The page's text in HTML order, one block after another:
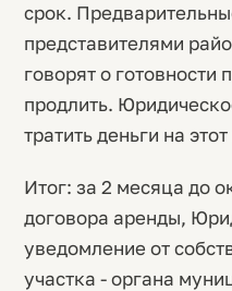
срок.
представителями
говорят о готовности
продлить.
тратить деньги на
Итог: за 2 месяца до
договора аренды,
уведомление от
участка - органа